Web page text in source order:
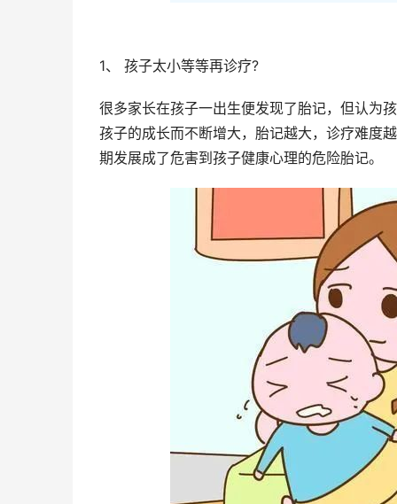
1、 孩子太小等等再诊疗?
很多家长在孩子一出生便发现了胎记，但认为
孩子的成长而不断增大，胎记越大，诊疗难度
期发展成了危害到孩子健康心理的危险胎记。